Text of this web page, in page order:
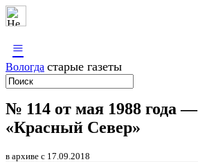
≡
Вологда старые газеты
№ 114 от мая 1988 года —
«Красный Север»
в архиве с 17.09.2018